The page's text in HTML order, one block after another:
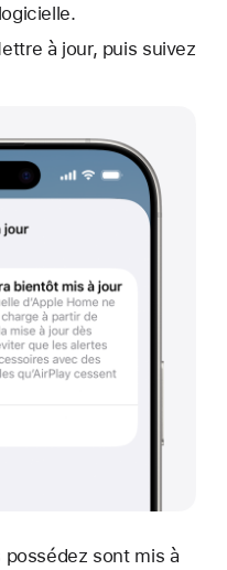
à jour, puis suivez
sont mis à